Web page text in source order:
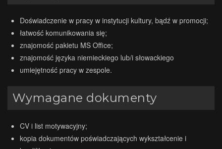
Doświadczenie w pracy w instytucji kultury, bądź w promocji;
łatwość komunikowania się;
znajomość pakietu MS Office;
znajomość języka niemieckiego lub/i słowackiego
umiejętność pracy w zespole.
Wymagane dokumenty
CV i list motywacyjny;
kopia dokumentów poświadczających wykształcenie i